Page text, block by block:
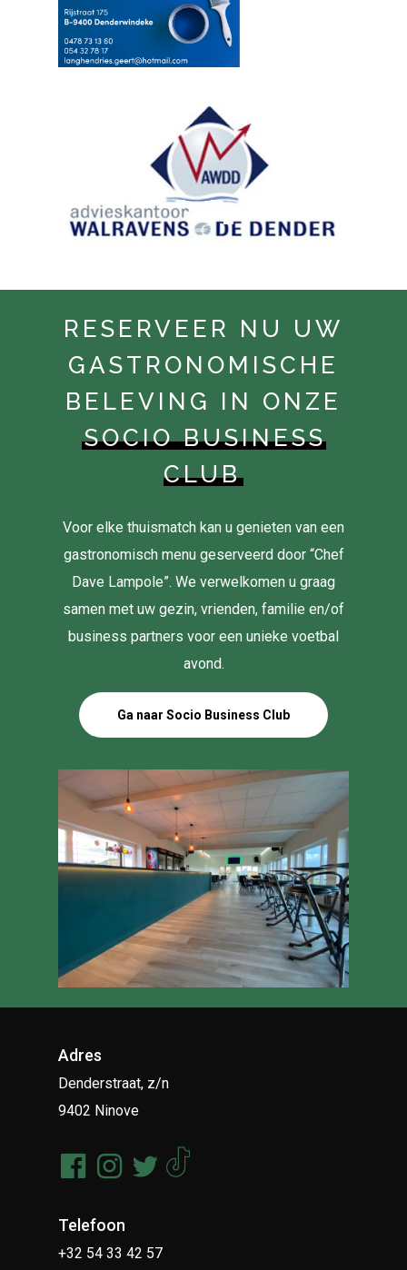
RESERVEER NU UW
GASTRONOMISCHE
BELEVING IN ONZE
SOCIO BUSINESS
CLUB
Voor elke thuismatch kan u genieten van een
gastronomisch menu geserveerd door “Chef
Dave Lampole”. We verwelkomen u graag
samen met uw gezin, vrienden, familie en/of
business partners voor een unieke voetbal
avond.
Ga naar Socio Business Club
Adres
Denderstraat, z/n
9402 Ninove
Telefoon
+32 54 33 42 57